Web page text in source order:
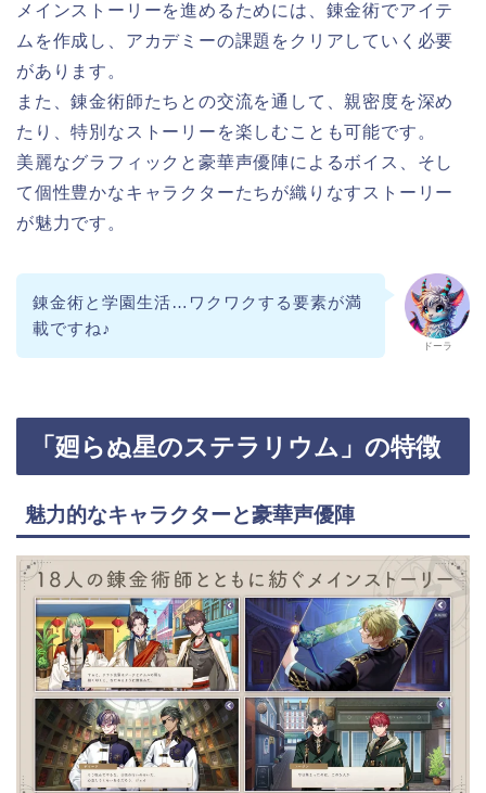
メインストーリーを進めるためには、錬金術でアイテ
ムを作成し、アカデミーの課題をクリアしていく必要
があります。
また、錬金術師たちとの交流を通して、親密度を深め
たり、特別なストーリーを楽しむことも可能です。
美麗なグラフィックと豪華声優陣によるボイス、そし
て個性豊かなキャラクターたちが織りなすストーリー
が魅力です。
ドーラ
錬金術と学園生活…ワクワクする要素が満
載ですね♪
「廻らぬ星のステラリウム」の特徴
魅力的なキャラクターと豪華声優陣